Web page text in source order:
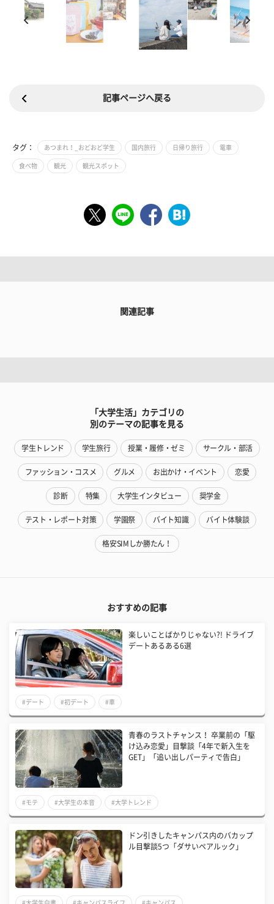
記事ページへ戻る
タグ： あつまれ！_おどおど学生 国内旅行 日帰り旅行 電車
食べ物 観光 観光スポット
関連記事
「大学生活」カテゴリの
別のテーマの記事を見る
学生トレンド 学生旅行 授業・履修・ゼミ サークル・部活
ファッション・コスメ グルメ お出かけ・イベント 恋愛
診断 特集 大学生インタビュー 奨学金
テスト・レポート対策 学園祭 バイト知識 バイト体験談
格安SIMしか勝たん！
おすすめの記事
楽しいことばかりじゃない?! ドライブ
デートあるある6選
#デート #初デート #車
青春のラストチャンス！ 卒業前の「駆
け込み恋愛」目撃談「4年で新入生を
GET」「追い出しパーティで告白」
#モテ #大学生の本音 #大学トレンド
ドン引きしたキャンパス内のバカップ
ル目撃談5つ「ダサいペアルック」